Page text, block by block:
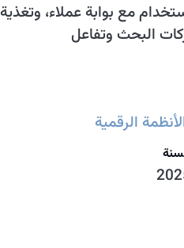
مع بوابة عملاء، وتغذية
البحث وتفاعل
الرقمية